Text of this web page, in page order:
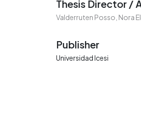
Thesis Director /
Valderruten Posso, Nora
Publisher
Universidad Icesi